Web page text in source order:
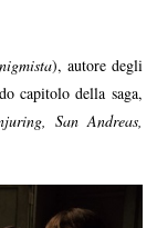
), autore degli
capitolo della saga,
San Andreas,